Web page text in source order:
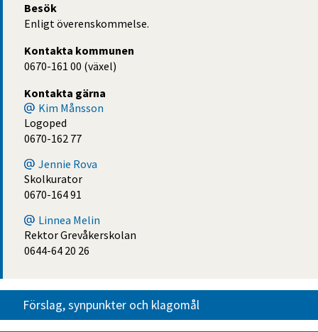
Besök
Enligt överenskommelse.
Kontakta kommunen
0670-161 00 (växel)
Kontakta gärna
Kim Månsson
Logoped
0670-162 77
Jennie Rova
Skolkurator
0670-164 91
Linnea Melin
Rektor Grevåkerskolan
0644-64 20 26
Förslag, synpunkter och klagomål